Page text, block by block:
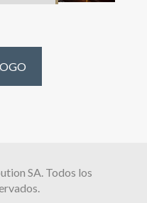
SA. Todos los